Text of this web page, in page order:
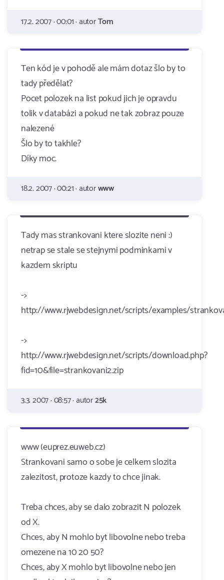
17.2. 2007 · 00:01 · autorTom
Ten kód je v pohodě ale mám dotaz šlo by to
tady předělat?
Pocet polozek na list pokud jich je opravdu
tolik v databázi a pokud ne tak zobraz pouze
nalezené
Šlo by to takhle?
Díky moc.
18.2. 2007 · 00:21 · autorwww
Tady mas strankovani ktere slozite neni :)
netrap se stale se stejnymi podminkami v
kazdem skriptu
->
http://www.rjwebdesign.net/scripts/examples/
->
http://www.rjwebdesign.net/scripts/download.php?
fid=10&file=strankovani2.zip
3.3. 2007 · 08:57 · autor25k
www (euprez.euweb.cz)
Strankovani samo o sobe je celkem slozita
zalezitost, protoze kazdy to chce jinak.
Treba chces, aby se dalo zobrazit N polozek
od X.
Chces, aby N mohlo byt libovolne nebo treba
omezene na 10 20 50?
Chces, aby X mohlo byt libovolne nebo jen